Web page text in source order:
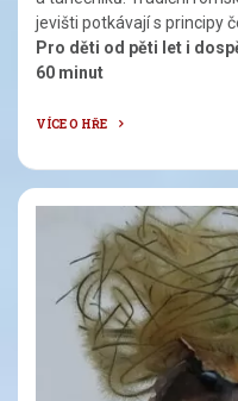
jevišti potkávají s principy
Pro děti od pěti let i
60 minut
VÍCE O HŘE